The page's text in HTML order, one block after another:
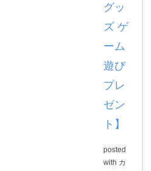
グッ
ズ ゲ
ーム
遊び
プレ
ゼン
ト】
posted
with カ